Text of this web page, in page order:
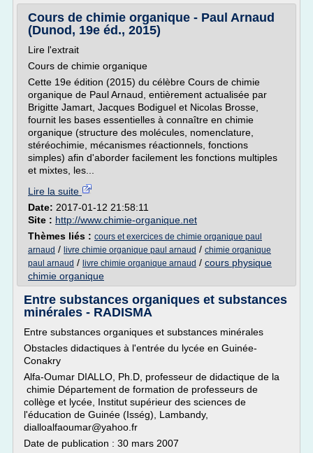
Cours de chimie organique - Paul Arnaud
(Dunod, 19e éd., 2015)
Lire l'extrait
Cours de chimie organique
Cette 19e édition (2015) du célèbre Cours de chimie
organique de Paul Arnaud, entièrement actualisée par
Brigitte Jamart, Jacques Bodiguel et Nicolas Brosse,
fournit les bases essentielles à connaître en chimie
organique (structure des molécules, nomenclature,
stéréochimie, mécanismes réactionnels, fonctions
simples) afin d'aborder facilement les fonctions multiples
et mixtes, les...
Lire la suite
Date: 2017-01-12 21:58:11
Site : http://www.chimie-organique.net
Thèmes liés : cours et exercices de chimie organique paul
arnaud / livre chimie organique paul arnaud / chimie organique
paul arnaud / livre chimie organique arnaud / cours physique
chimie organique
Entre substances organiques et substances
minérales - RADISMA
Entre substances organiques et substances minérales
Obstacles didactiques à l'entrée du lycée en Guinée-
Conakry
Alfa-Oumar DIALLO, Ph.D, professeur de didactique de la
chimie Département de formation de professeurs de
collège et lycée, Institut supérieur des sciences de
l'éducation de Guinée (Isség), Lambandy,
dialloalfaoumar@yahoo.fr
Date de publication : 30 mars 2007